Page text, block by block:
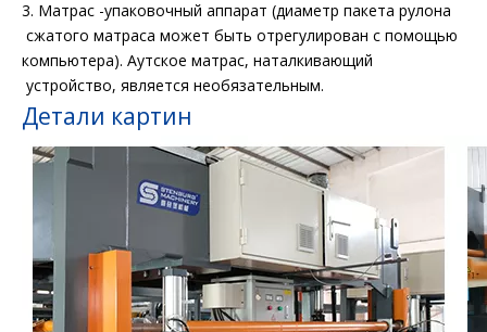
3. Матрас -упаковочный аппарат (диаметр пакета рулона
сжатого матраса может быть отрегулирован с помощью
компьютера). Аутское матрас, наталкивающий
устройство, является необязательным.
Детали картин